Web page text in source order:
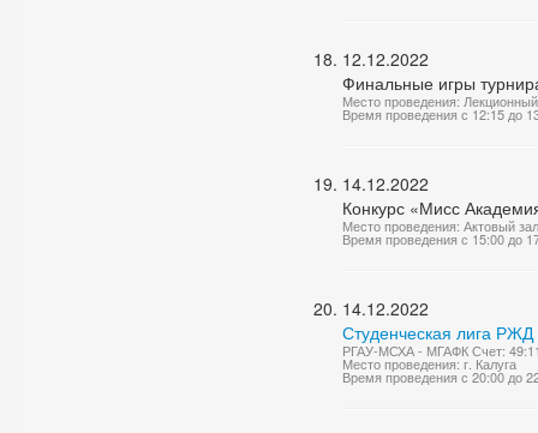
12.12.2022
Финальные игры
Место проведения:
Время проведения с 12:15 до
14.12.2022
Конкурс «Мисс
Место проведения: Актовый
Время проведения с 15:00 до
14.12.2022
Студенческая лига
РГАУ-МСХА - МГАФК Счет:
Место проведения: г. Калуга
Время проведения с 20:00 до